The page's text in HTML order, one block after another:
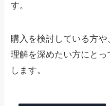
す。
購入を検討している方
理解を深めたい方にと
します。